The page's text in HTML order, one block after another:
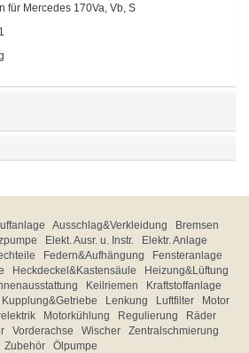
für Mercedes 170Va, Vb, S
Ausschlag&Verkleidung
Bremsen
Elekt. Ausr. u. Instr.
Elektr. Anlage
Federn&Aufhängung
Fensteranlage
Heckdeckel&Kastensäule
Heizung&Lüftung
Keilriemen
Kraftstoffanlage
Kupplung&Getriebe Lenkung Luftfilter
Motor
Motorkühlung Regulierung
Räder
Vorderachse Wischer
Zentralschmierung
Zubehör
Ölpumpe